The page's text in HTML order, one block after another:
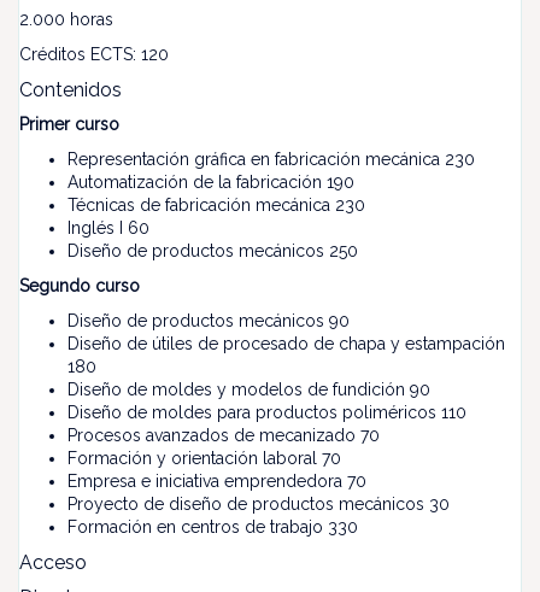
2.000 horas
Créditos ECTS: 120
Contenidos
Primer curso
Representación gráfica en fabricación mecánica 230
Automatización de la fabricación 190
Técnicas de fabricación mecánica 230
Inglés I 60
Diseño de productos mecánicos 250
Segundo curso
Diseño de productos mecánicos 90
Diseño de útiles de procesado de chapa y estampación
180
Diseño de moldes y modelos de fundición 90
Diseño de moldes para productos poliméricos 110
Procesos avanzados de mecanizado 70
Formación y orientación laboral 70
Empresa e iniciativa emprendedora 70
Proyecto de diseño de productos mecánicos 30
Formación en centros de trabajo 330
Acceso